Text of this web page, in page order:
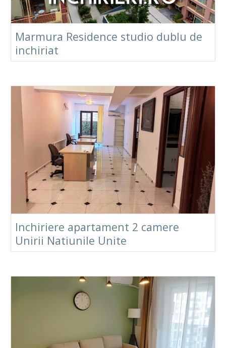
Marmura Residence studio dublu de
inchiriat
Inchiriere apartament 2 camere
Unirii Natiunile Unite